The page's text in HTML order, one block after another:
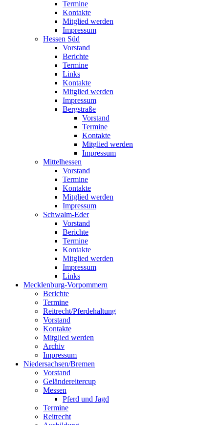
Termine
Kontakte
Mitglied werden
Impressum
Hessen Süd
Vorstand
Berichte
Termine
Links
Kontakte
Mitglied werden
Impressum
Bergstraße
Vorstand
Termine
Kontakte
Mitglied werden
Impressum
Mittelhessen
Vorstand
Termine
Kontakte
Mitglied werden
Impressum
Schwalm-Eder
Vorstand
Berichte
Termine
Kontakte
Mitglied werden
Impressum
Links
Mecklenburg-Vorpommern
Berichte
Termine
Reitrecht/Pferdehaltung
Vorstand
Kontakte
Mitglied werden
Archiv
Impressum
Niedersachsen/Bremen
Vorstand
Geländereitercup
Messen
Pferd und Jagd
Termine
Reitrecht